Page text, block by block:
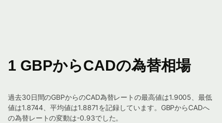
1 GBPからCADの為替相場
過去30日間のGBPからのCAD為替レートの最高値は1.9005、最低
値は1.8744、平均値は1.8871を記録しています。GBPからCADへ
の為替レートの変動は-0.93でした。